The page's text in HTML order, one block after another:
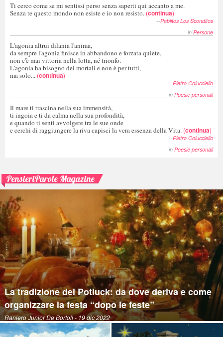
Ti cerco come se mi sentissi perso senza saperti qui accanto a me.
Senza te questo mondo non esiste e io non resisto. (continua)
--Pablitos Los Sconditos
in Persone
L'agonia altrui dilania l'anima,
da sempre l'agonia finisce in abbandono e forzata quiete,
non c'è mai vittoria nella lotta, né trionfo.
L'agonia ha bisogno dei mortali e non è per tutti,
ma solo... (continua)
--Pietro Colucciello
in Poesie personali
Il mare ti trascina nella sua immensità,
ti ingoia e ti da calma nella sua profondità,
e quando ti senti avvolgere tra le sue onde
e cerchi di raggiungere la riva capisci la vera essenza della Vita. (continua)
--Pietro Colucciello
in Poesie personali
PensieriParole Magazine
La tradizione del Potluck: da dove deriva e come
organizzare la festa “dopo le feste”
Raniero Junior De Bortoli- 19 dic 2022